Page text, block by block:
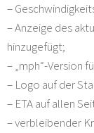
–
– Anzeige des
hinzugefügt;
– „mph“-Version
– Logo auf der
– ETA auf allen
– verbleibender